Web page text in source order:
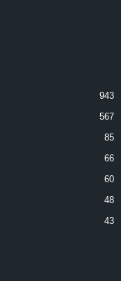
943
567
85
66
60
48
43